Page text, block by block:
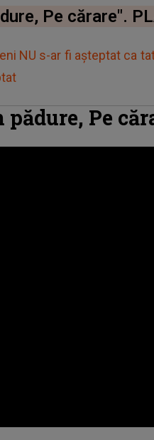
Pe cărare".
NU s-ar fi așteptat ca
Pe